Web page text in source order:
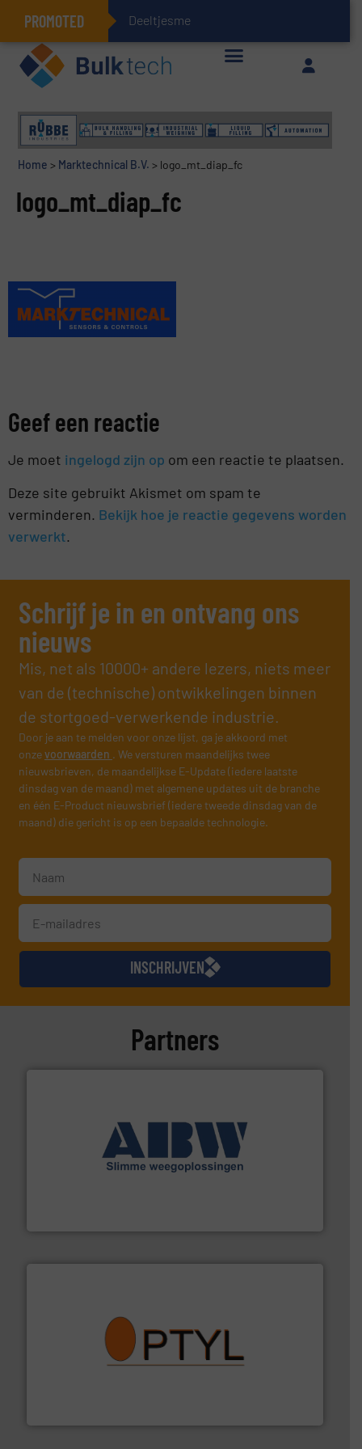
PROMOTED Deeltjesmechanica e
Home > Marktechnical B.V. > logo_mt_diap_fc
logo_mt_diap_fc
Geef een reactie
Je moet ingelogd zijn op om een reactie te plaatsen.
Deze site gebruikt Akismet om spam te
verminderen. Bekijk hoe je reactie gegevens worden
verwerkt.
Schrijf je in en ontvang ons
nieuws
Mis, net als 10000+ andere lezers, niets meer
van de (technische) ontwikkelingen binnen
de stortgoed-verwerkende industrie.
Door je aan te melden voor onze lijst, ga je akkoord met
onzevoorwaarden . We versturen maandelijks twee
nieuwsbrieven, de maandelijkse E-Update (iedere laatste
dinsdag van de maand) met algemene updates uit de branche
en één E-Product nieuwsbrief (iedere tweede dinsdag van de
maand) die gericht is op een bepaalde technologie.
INSCHRIJVEN
Partners
geautomatiseerde weegoplossingen.Meer info ➜
aanspreekpunt voor uw vragen omtrent stof.